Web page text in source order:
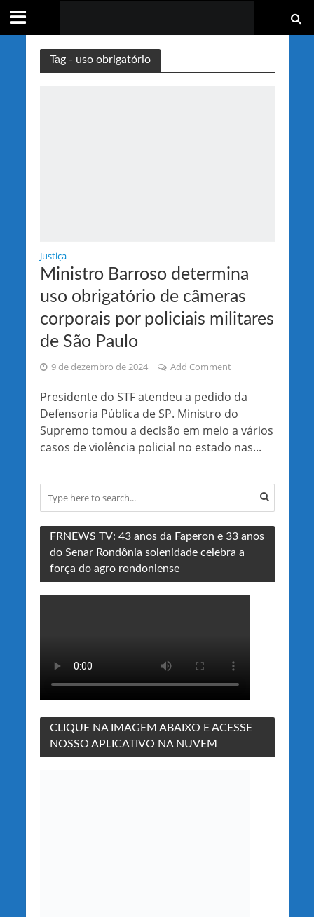
Tag - uso obrigatório
Justiça
Ministro Barroso determina
uso obrigatório de câmeras
corporais por policiais militares
de São Paulo
9 de dezembro de 2024 Add Comment
Presidente do STF atendeu a pedido da
Defensoria Pública de SP. Ministro do
Supremo tomou a decisão em meio a vários
casos de violência policial no estado nas...
FRNEWS TV: 43 anos da Faperon e 33 anos
do Senar Rondônia solenidade celebra a
força do agro rondoniense
CLIQUE NA IMAGEM ABAIXO E ACESSE
NOSSO APLICATIVO NA NUVEM